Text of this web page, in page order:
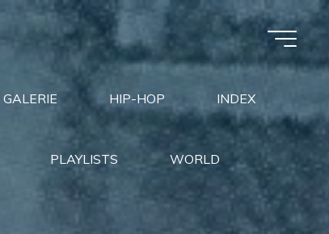
GALERIE HIP-HOP INDEX
PLAYLISTS WORLD